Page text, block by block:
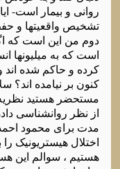
روانی و بیمار است-
تشخیص واقعیتها و
دوم من این است که
است که به میلیونها
کرده و حاکم شده اند
کنون بر نیامده
مستحضر هستید
از نظر روانشناسی
مدت برای محمود
اختلال هیستریونیک
هستیم ، سوالم این